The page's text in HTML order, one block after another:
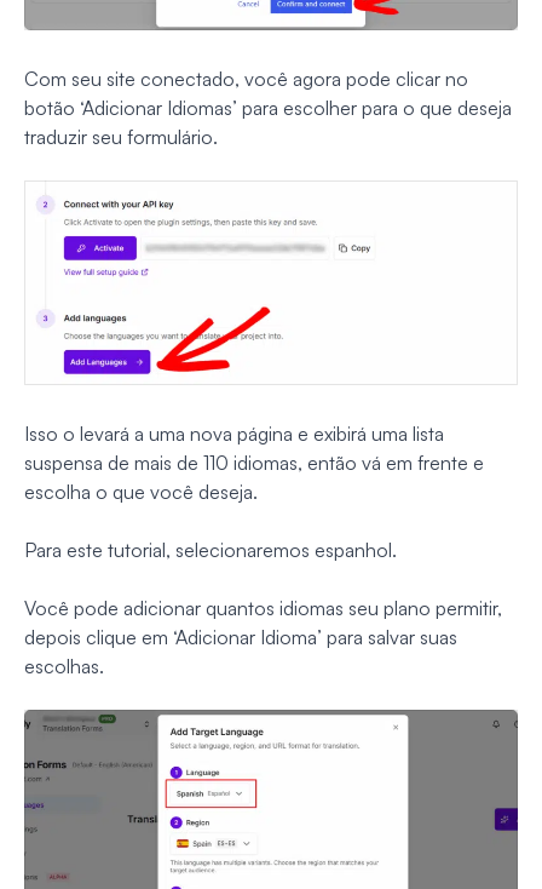
Com seu site conectado, você agora pode clicar no
botão ‘Adicionar Idiomas’ para escolher para o que deseja
traduzir seu formulário.
Isso o levará a uma nova página e exibirá uma lista
suspensa de mais de 110 idiomas, então vá em frente e
escolha o que você deseja.
Para este tutorial, selecionaremos espanhol.
Você pode adicionar quantos idiomas seu plano permitir,
depois clique em ‘Adicionar Idioma’ para salvar suas
escolhas.